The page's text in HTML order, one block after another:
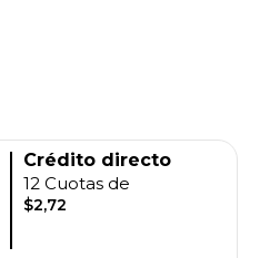
Crédito directo
12 Cuotas de
$2,72